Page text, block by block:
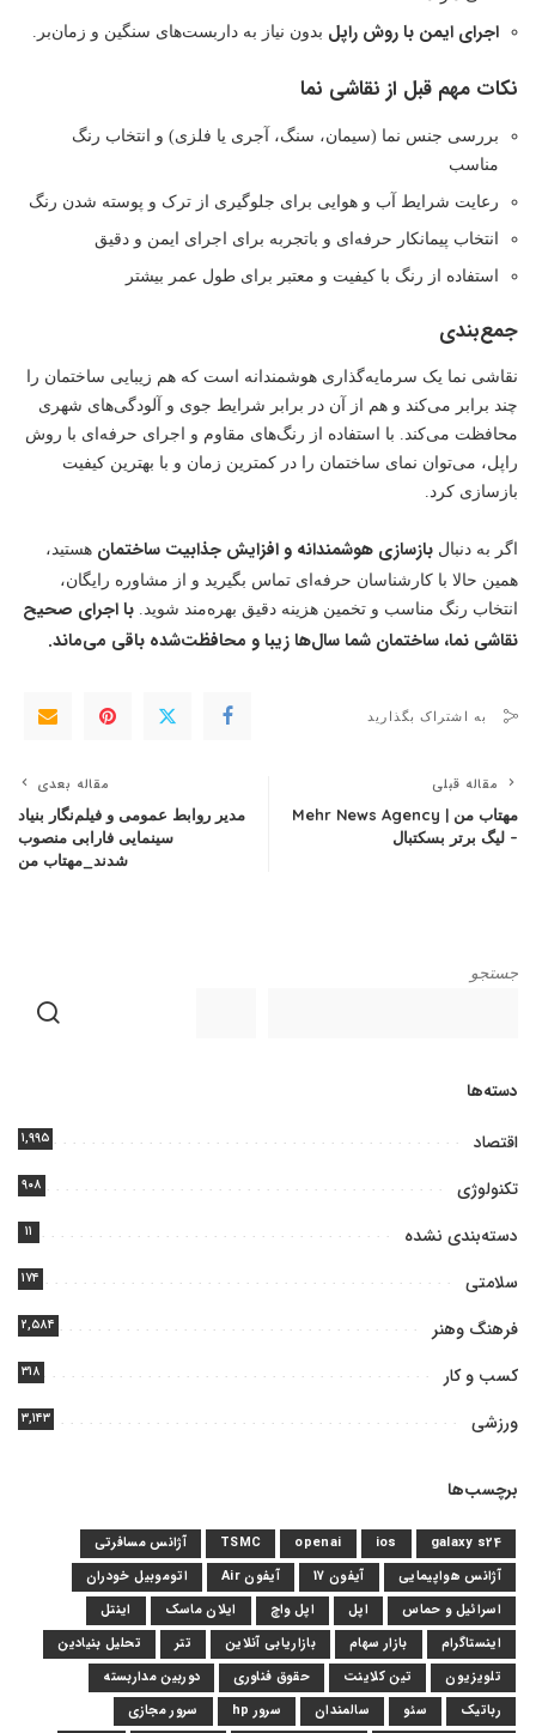
اجرای ایمن با روش راپل بدون نیاز به داربست‌های سنگین و زمان‌بر.
نکات مهم قبل از نقاشی نما
بررسی جنس نما (سیمان، سنگ، آجری یا فلزی) و انتخاب رنگ
مناسب
رعایت شرایط آب و هوایی برای جلوگیری از ترک و پوسته شدن رنگ
انتخاب پیمانکار حرفه‌ای و باتجربه برای اجرای ایمن و دقیق
استفاده از رنگ با کیفیت و معتبر برای طول عمر بیشتر
جمع‌بندی
نقاشی نما یک سرمایه‌گذاری هوشمندانه است که هم زیبایی ساختمان را
چند برابر می‌کند و هم از آن در برابر شرایط جوی و آلودگی‌های شهری
محافظت می‌کند. با استفاده از رنگ‌های مقاوم و اجرای حرفه‌ای با روش
راپل، می‌توان نمای ساختمان را در کمترین زمان و با بهترین کیفیت
بازسازی کرد.
اگر به دنبال بازسازی هوشمندانه و افزایش جذابیت ساختمان هستید،
همین حالا با کارشناسان حرفه‌ای تماس بگیرید و از مشاوره رایگان،
انتخاب رنگ مناسب و تخمین هزینه دقیق بهره‌مند شوید. با اجرای صحیح
نقاشی نما، ساختمان شما سال‌ها زیبا و محافظت‌شده باقی می‌ماند.
به اشتراک بگذارید
مقاله قبلی
مهتاب من | Mehr News Agency
– لیگ برتر بسکتبال
مقاله بعدی
مدیر روابط عمومی و فیلم‌نگار بنیاد
سینمایی فارابی منصوب
شدند_مهتاب من
جستجو
دسته‌ها
اقتصاد ۱,۹۹۵
تکنولوژی ۹۰۸
دسته‌بندی نشده ۱۱
سلامتی ۱۷۴
فرهنگ وهنر ۲,۵۸۴
کسب و کار ۳۱۸
ورزشی ۳,۱۴۳
برچسب‌ها
galaxy s24
ios
openai
TSMC
آژانس مسافرتی
آژانس هواپیمایی
آیفون 17 آیفون Air
اتوموبیل خودران
اسرائیل و حماس
اپل اپل واچ ایلان ماسک
اینتل
اینستاگرام
بازار سهام بازاریابی آنلاین تتر
تحلیل بنیادین
تلویزیون
تین کلاینت حقوق فناوری
دوربین مداربسته
رباتیک
سئو سالمندان سرور hp
سرور مجازی